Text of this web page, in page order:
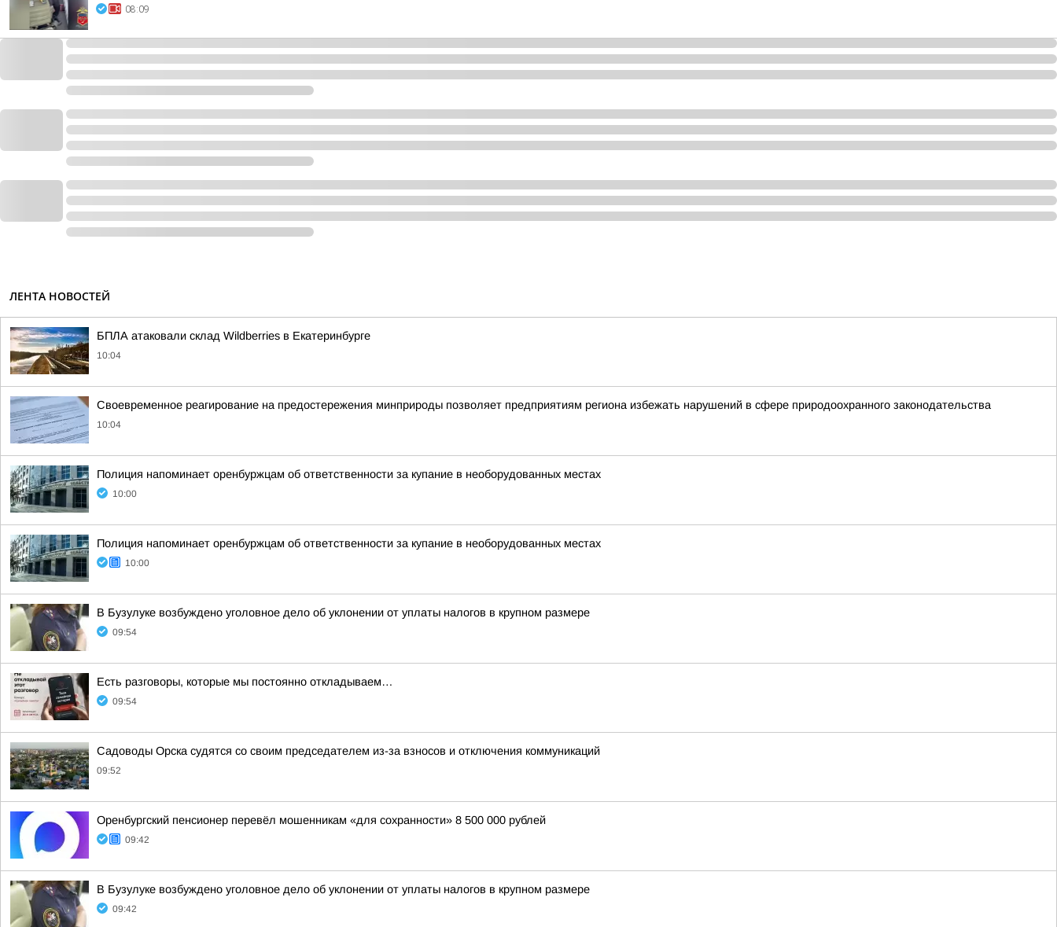
08:09
ЛЕНТА НОВОСТЕЙ
БПЛА атаковали склад Wildberries в Екатеринбурге
10:04
Своевременное реагирование на предостережения минприроды позволяет предприятиям региона избежать нарушений в сфере природоохранного законодательства
10:04
Полиция напоминает оренбуржцам об ответственности за купание в необорудованных местах
10:00
Полиция напоминает оренбуржцам об ответственности за купание в необорудованных местах
10:00
В Бузулуке возбуждено уголовное дело об уклонении от уплаты налогов в крупном размере
09:54
Есть разговоры, которые мы постоянно откладываем…
09:54
Садоводы Орска судятся со своим председателем из-за взносов и отключения коммуникаций
09:52
Оренбургский пенсионер перевёл мошенникам «для сохранности» 8 500 000 рублей
09:42
В Бузулуке возбуждено уголовное дело об уклонении от уплаты налогов в крупном размере
09:42